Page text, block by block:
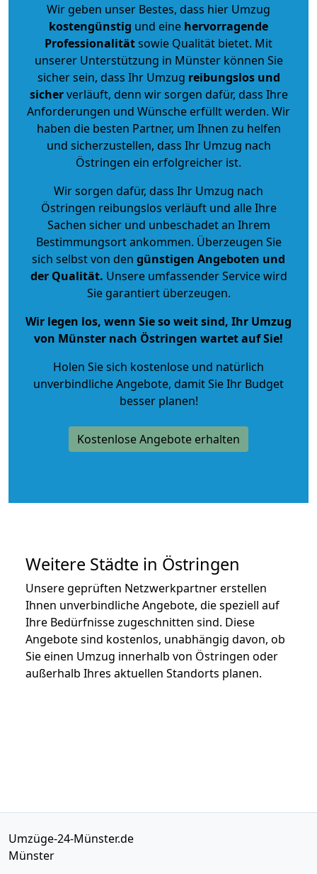
Wir geben unser Bestes, dass hier Umzug
kostengünstig und eine hervorragende
Professionalitätsowie Qualität bietet. Mit
unserer Unterstützung in Münster können Sie
sicher sein, dass Ihr Umzug reibungslos und
sicherverläuft, denn wir sorgen dafür, dass Ihre
Anforderungen und Wünsche erfüllt werden. Wir
haben die besten Partner, um Ihnen zu helfen
und sicherzustellen, dass Ihr Umzug nach
Östringen ein erfolgreicher ist.
Wir sorgen dafür, dass Ihr Umzug nach
Östringen reibungslos verläuft und alle Ihre
Sachen sicher und unbeschadet an Ihrem
Bestimmungsort ankommen. Überzeugen Sie
sich selbst von den günstigen Angeboten und
der Qualität. Unsere umfassender Service wird
Sie garantiert überzeugen.
Wir legen los, wenn Sie so weit sind, Ihr Umzug
von Münster nach Östringen wartet auf Sie!
Holen Sie sich kostenlose und natürlich
unverbindliche Angebote, damit Sie Ihr Budget
besser planen!
Kostenlose Angebote erhalten
Weitere Städte in Östringen
Unsere geprüften Netzwerkpartner erstellen
Ihnen unverbindliche Angebote, die speziell auf
Ihre Bedürfnisse zugeschnitten sind. Diese
Angebote sind kostenlos, unabhängig davon, ob
Sie einen Umzug innerhalb von Östringen oder
außerhalb Ihres aktuellen Standorts planen.
Umzüge-24-Münster.de
Münster